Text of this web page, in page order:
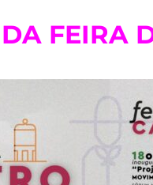
FEIRA